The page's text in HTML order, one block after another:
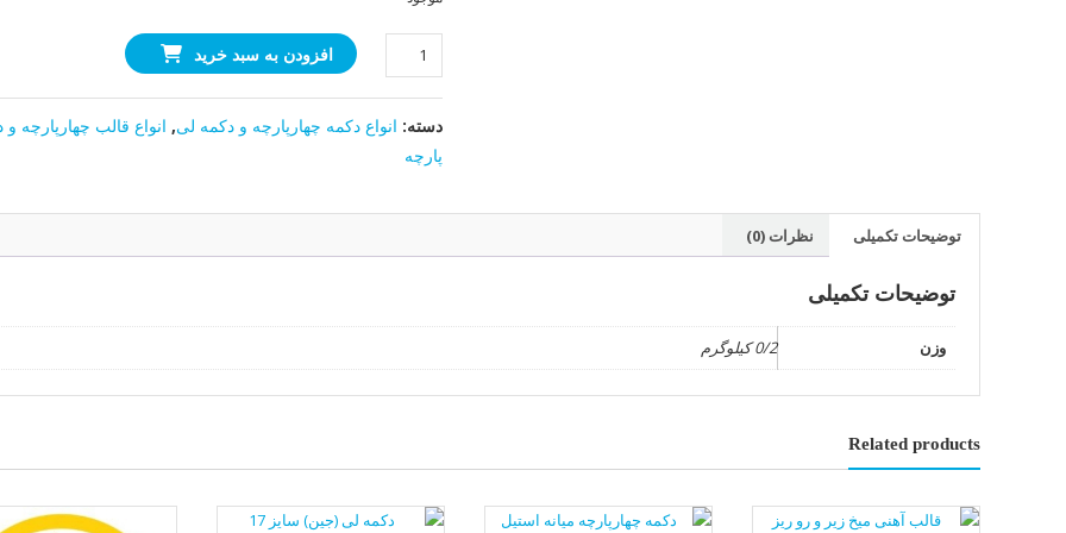
قالب
چهارپارچه
نمره
۳
عدد
افزودن به سبد خرید
دسته: انواع دکمه چهارپارچه و دکمه لی, انواع قالب چهارپارچه و
پارچه
توضیحات تکمیلی نظرات (0)
توضیحات تکمیلی
وزن 0/2 کیلوگرم
Related products